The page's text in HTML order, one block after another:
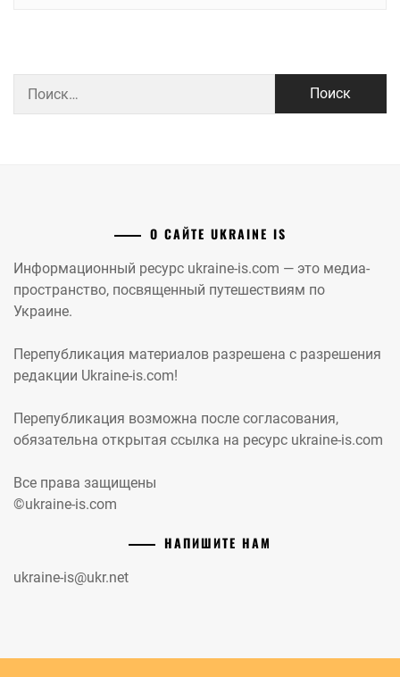
О САЙТЕ UKRAINE IS
Информационный ресурс ukraine-is.com — это медиа-
пространство, посвященный путешествиям по
Украине.
Перепубликация материалов разрешена с разрешения
редакции Ukraine-is.com!
Перепубликация возможна после согласования,
обязательна открытая ссылка на ресурс ukraine-is.com
Все права защищены
©ukraine-is.com
НАПИШИТЕ НАМ
ukraine-is@ukr.net